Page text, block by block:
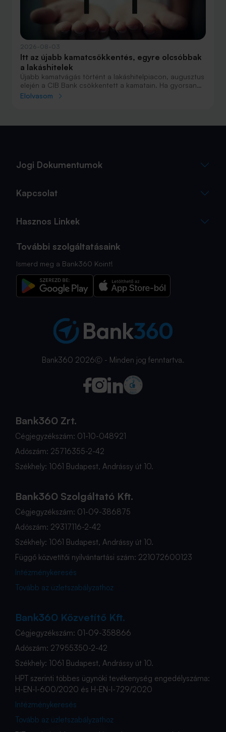
Itt az újabb kamatcsökkentés, egyre olcsóbbak
a lakáshitelek
Újabb kamatvágás történt a lakáshitelpiacon, augusztus
elején a CIB Bank csökkentett a kamatain. Ha gyorsan
nem is, de egyre biztosabban csökkennek a lakáscélú
Elolvasom
Jogi Dokumentumok
Kapcsolat
Hasznos Linkek
További szolgáltatásaink
Ismerd meg a Bank360 Koint!
Bank360 2026Ⓒ - Minden jog fenntartva.
Bank360 Zrt.
Cégjegyzékszám: 01-10-048921
Adószám: 25716355-2-42
Székhely: 1061 Budapest, Andrássy út 10.
Bank360 Szolgáltató Kft.
Cégjegyzékszám: 01-09-386875
Adószám: 29317116-2-42
Székhely: 1061 Budapest, Andrássy út 10.
Függő közvetítői nyilvántartási szám: 221072600123
Intézménykeresés
Tovább az üzletszabályzathoz
Bank360 Közvetítő Kft.
Cégjegyzékszám: 01-09-358866
Adószám: 27955350-2-42
Székhely: 1061 Budapest, Andrássy út 10.
HPT szerinti többes ügynöki tevékenység engedélyszáma:
H-EN-I-600/2020 és H-EN-I-729/2020
Intézménykeresés
Tovább az üzletszabályzathoz